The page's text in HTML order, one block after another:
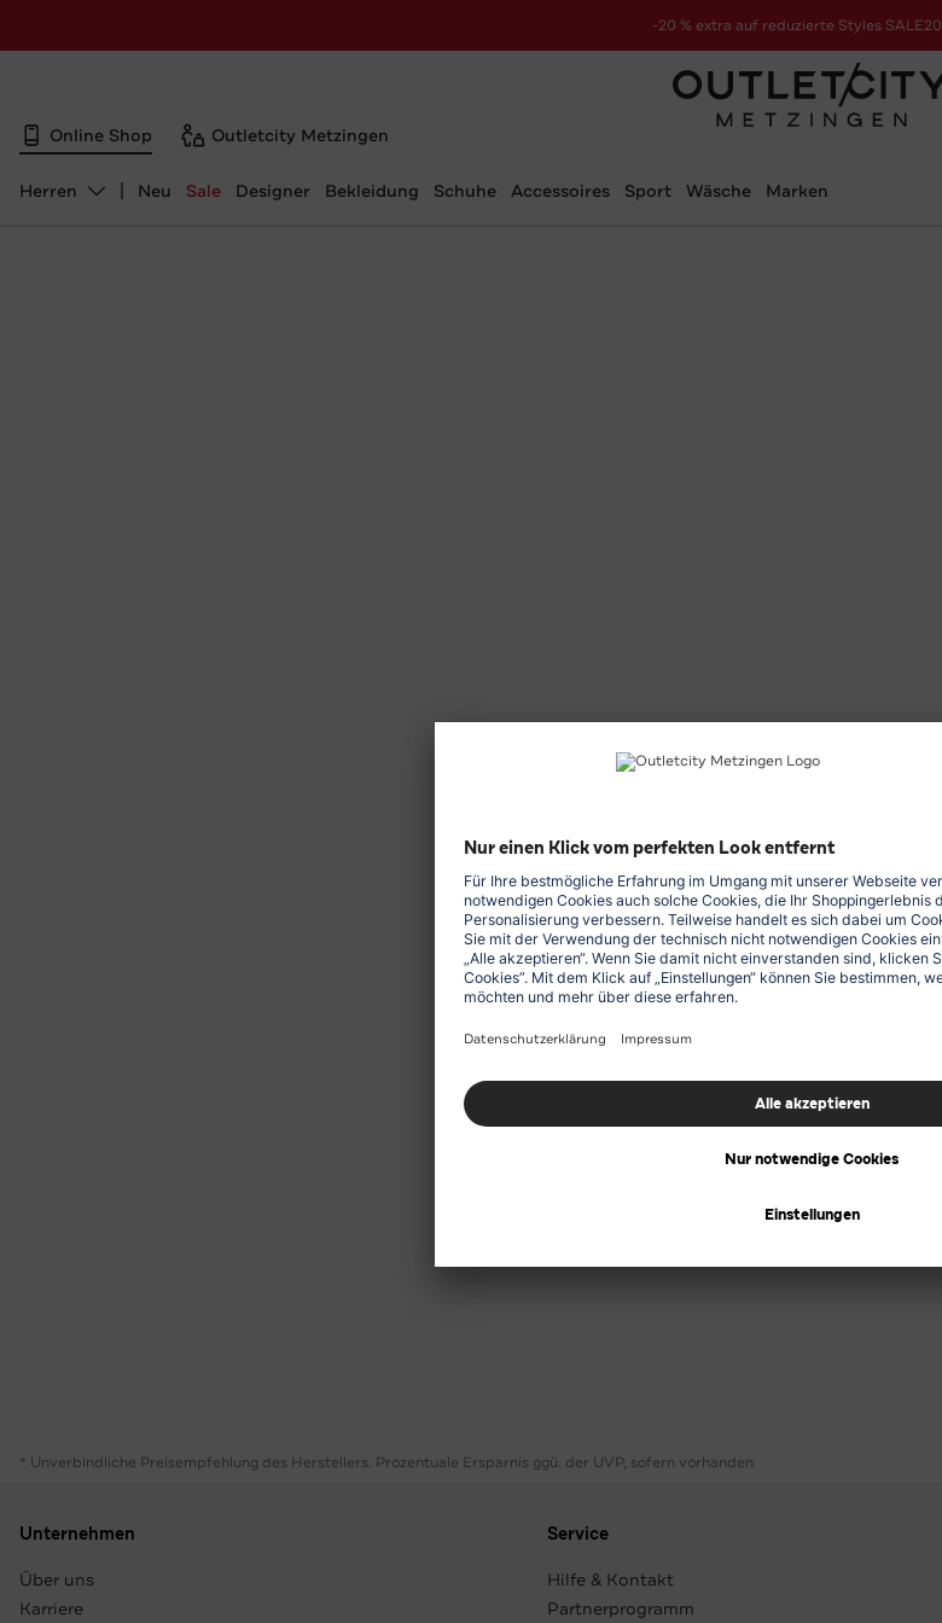
-20 % extra auf reduzierte Styles SALE20
zur Aktion
Online Shop Outletcity Metzingen
Abteilung ändern, ausgewählt:
Herren Neu Sale Designer Bekleidung Schuhe Accessoires Sport Wäsche Marken
* Unverbindliche Preisempfehlung des Herstellers. Prozentuale Ersparnis ggü. der UVP, sofern vorhanden
Unternehmen
Über uns
Karriere
Service
Hilfe & Kontakt
Partnerprogramm